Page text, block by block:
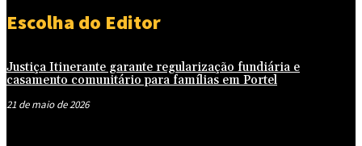
Escolha do Editor
Justiça Itinerante garante regularização fundiária e
casamento comunitário para famílias em Portel
21 de maio de 2026